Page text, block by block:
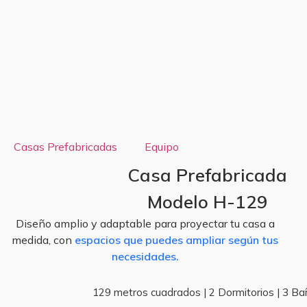
Casas Prefabricadas Equipo
Casa Prefabricada
Modelo H-129
Diseño amplio y adaptable para proyectar tu casa a
medida, con espacios que puedes ampliar según tus
necesidades.
129 metros cuadrados | 2 Dormitorios | 3